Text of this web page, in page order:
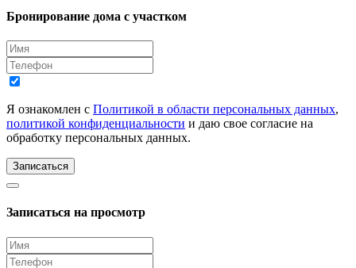
Бронирование дома с участком
Я ознакомлен с Политикой в области персональных данных,
политикой конфиденциальности и даю свое согласие на
обработку персональных данных.
Записаться
Записаться на просмотр